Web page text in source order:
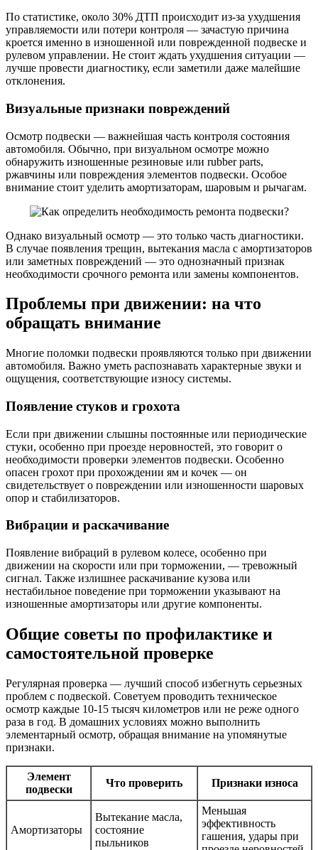
По статистике, около 30% ДТП происходит из-за ухудшения
управляемости или потери контроля — зачастую причина
кроется именно в изношенной или поврежденной подвеске и
рулевом управлении. Не стоит ждать ухудшения ситуации —
лучше провести диагностику, если заметили даже малейшие
отклонения.
Визуальные признаки повреждений
Осмотр подвески — важнейшая часть контроля состояния
автомобиля. Обычно, при визуальном осмотре можно
обнаружить изношенные резиновые или rubber parts,
ржавчины или повреждения элементов подвески. Особое
внимание стоит уделить амортизаторам, шаровым и рычагам.
Однако визуальный осмотр — это только часть диагностики.
В случае появления трещин, вытекания масла с амортизаторов
или заметных повреждений — это однозначный признак
необходимости срочного ремонта или замены компонентов.
Проблемы при движении: на что
обращать внимание
Многие поломки подвески проявляются только при движении
автомобиля. Важно уметь распознавать характерные звуки и
ощущения, соответствующие износу системы.
Появление стуков и грохота
Если при движении слышны постоянные или периодические
стуки, особенно при проезде неровностей, это говорит о
необходимости проверки элементов подвески. Особенно
опасен грохот при прохождении ям и кочек — он
свидетельствует о повреждении или изношенности шаровых
опор и стабилизаторов.
Вибрации и раскачивание
Появление вибраций в рулевом колесе, особенно при
движении на скорости или при торможении, — тревожный
сигнал. Также излишнее раскачивание кузова или
нестабильное поведение при торможении указывают на
изношенные амортизаторы или другие компоненты.
Общие советы по профилактике и
самостоятельной проверке
Регулярная проверка — лучший способ избегнуть серьезных
проблем с подвеской. Советуем проводить техническое
осмотр каждые 10-15 тысяч километров или не реже одного
раза в год. В домашних условиях можно выполнить
элементарный осмотр, обращая внимание на упомянутые
признаки.
Элемент
подвески
Что проверить Признаки износа
Амортизаторы
Вытекание масла,
состояние
пыльников
Меньшая
эффективность
гашения, удары при